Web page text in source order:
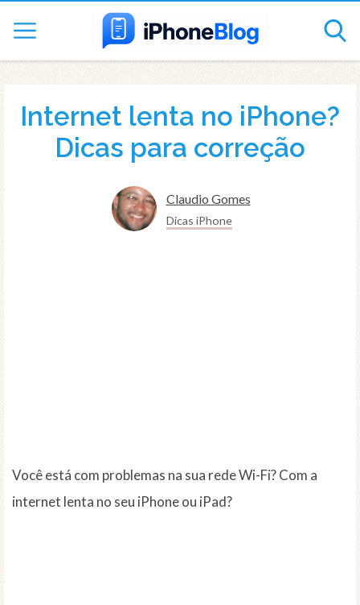
Internet lenta no iPhone?
Dicas para correção
Claudio Gomes
Dicas iPhone
Você está com problemas na sua rede Wi-Fi? Com a
internet lenta no seu iPhone ou iPad?